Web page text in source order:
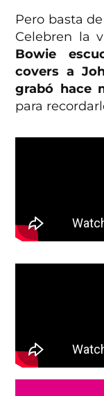
Pero basta
Celebren la
Bowie
covers a
grabó hace
para